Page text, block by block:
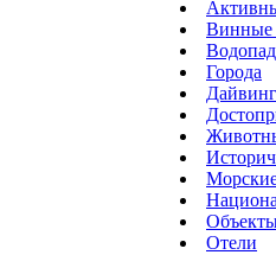
Винные
Города
Дайвинг
Отели